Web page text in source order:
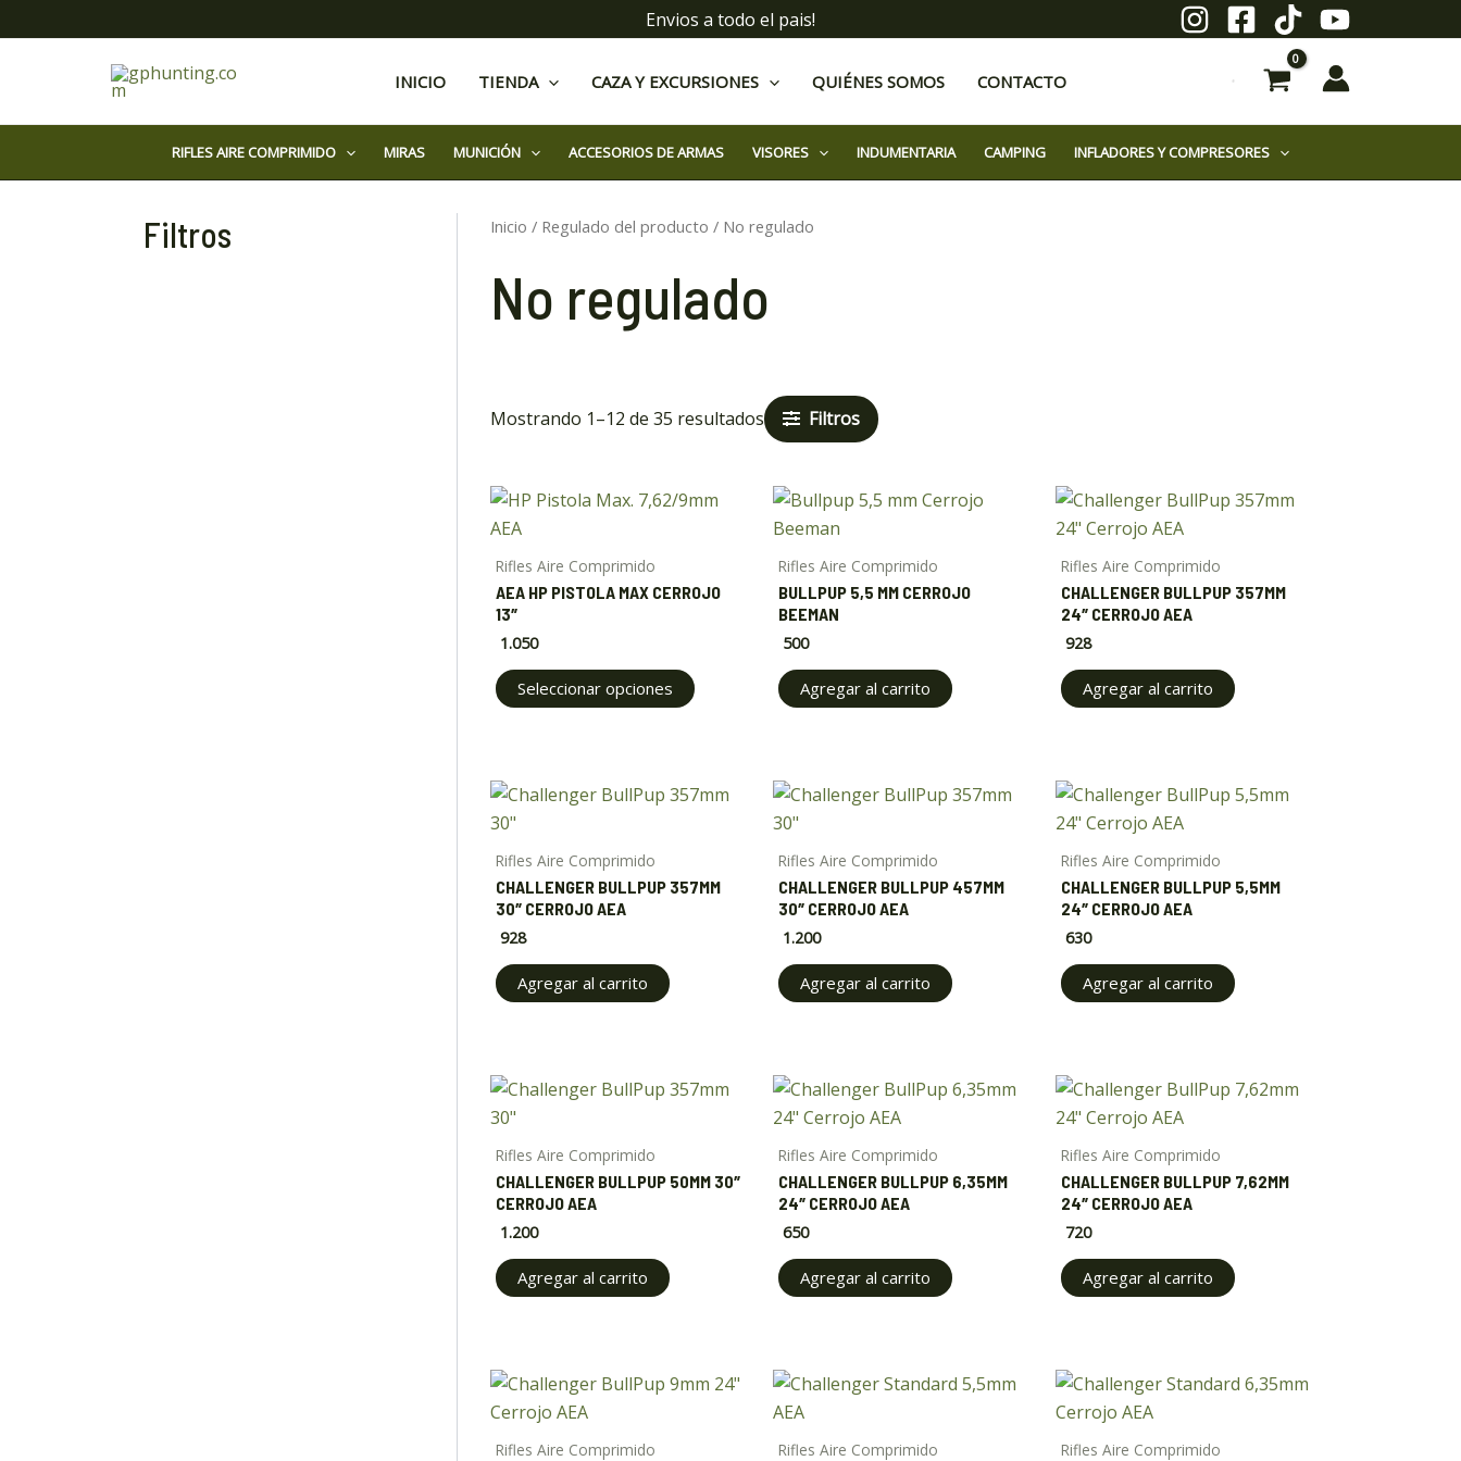
al
Envios a todo el pais!
INICIO TIENDA CAZA Y EXCURSIONES QUIÉNES SOMOS CONTACTO
RIFLES AIRE COMPRIMIDO MIRAS MUNICIÓN ACCESORIOS DE ARMAS VISORES INDUMENTARIA CAMPING INFLADORES Y COMPRESORES
Filtros Inicio / Regulado del producto / No regulado
No regulado
Mostrando 1–12 de 35 resultados Filtros
Rifles Aire Comprimido
AEA HP PISTOLA MAX CERROJO
13″
1.050
Seleccionar opciones
This
multiple
may
Rifles Aire Comprimido
BULLPUP 5,5 MM CERROJO
BEEMAN
500
Agregar al carrito
Rifles Aire Comprimido
CHALLENGER BULLPUP 357MM
24″ CERROJO AEA
928
Agregar al carrito
Rifles Aire Comprimido
CHALLENGER BULLPUP 357MM
30″ CERROJO AEA
928
Agregar al carrito
Rifles Aire Comprimido
CHALLENGER BULLPUP 457MM
30″ CERROJO AEA
1.200
Agregar al carrito
Rifles Aire Comprimido
CHALLENGER BULLPUP 5,5MM
24″ CERROJO AEA
630
Agregar al carrito
Rifles Aire Comprimido
CHALLENGER BULLPUP 50MM 30″
CERROJO AEA
1.200
Agregar al carrito
Rifles Aire Comprimido
CHALLENGER BULLPUP 6,35MM
24″ CERROJO AEA
650
Agregar al carrito
Rifles Aire Comprimido
CHALLENGER BULLPUP 7,62MM
24″ CERROJO AEA
720
Agregar al carrito
Rifles Aire Comprimido
Rifles Aire Comprimido
Rifles Aire Comprimido
Price
range:
$ 550
$ 650
This